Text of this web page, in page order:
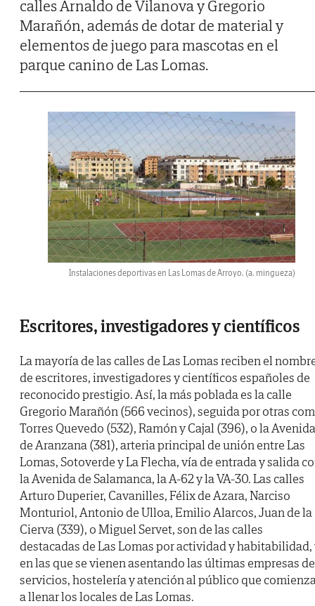
calles Arnaldo de Vilanova y Gregorio
Marañón, además de dotar de material y
elementos de juego para mascotas en el
parque canino de Las Lomas.
Instalaciones deportivas en Las Lomas de Arroyo. (a. mingueza)
Escritores, investigadores y científicos
La mayoría de las calles de Las Lomas reciben el
de escritores, investigadores y científicos españoles de
reconocido prestigio. Así, la más poblada es la calle
Gregorio Marañón (566 vecinos), seguida por otras
Torres Quevedo (532), Ramón y Cajal (396), o la Avenida
de Aranzana (381), arteria principal de unión entre Las
Lomas, Sotoverde y La Flecha, vía de entrada y salida
la Avenida de Salamanca, la A-62 y la VA-30. Las calles
Arturo Duperier, Cavanilles, Félix de Azara, Narciso
Monturiol, Antonio de Ulloa, Emilio Alarcos, Juan de la
Cierva (339), o Miguel Servet, son de las calles
destacadas de Las Lomas por actividad y habitabilidad,
en las que se vienen asentando las últimas empresas de
servicios, hostelería y atención al público que
a llenar los locales de Las Lomas.